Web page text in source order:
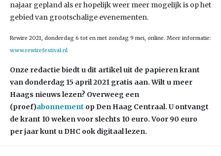
najaar gepland als er hopelijk weer meer mogelijk is op het
gebied van grootschalige evenementen.
Rewire 2021, donderdag 6 tot en met zondag 9 mei, online. Meer informatie:
www.rewirefestival.nl
Onze redactie biedt u dit artikel uit de papieren krant
van donderdag 15 april 2021 gratis aan. Wilt u meer
Haags nieuws lezen? Overweeg een
(proef)abonnement op Den Haag Centraal. U ontvangt
de krant 10 weken voor slechts 10 euro. Voor 90 euro
per jaar kunt u DHC ook digitaal lezen.